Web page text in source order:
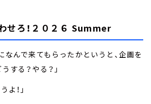
せろ！２０２６ Summer
なんで来てもらったかというと、企画を
する？やる？」
よ！」